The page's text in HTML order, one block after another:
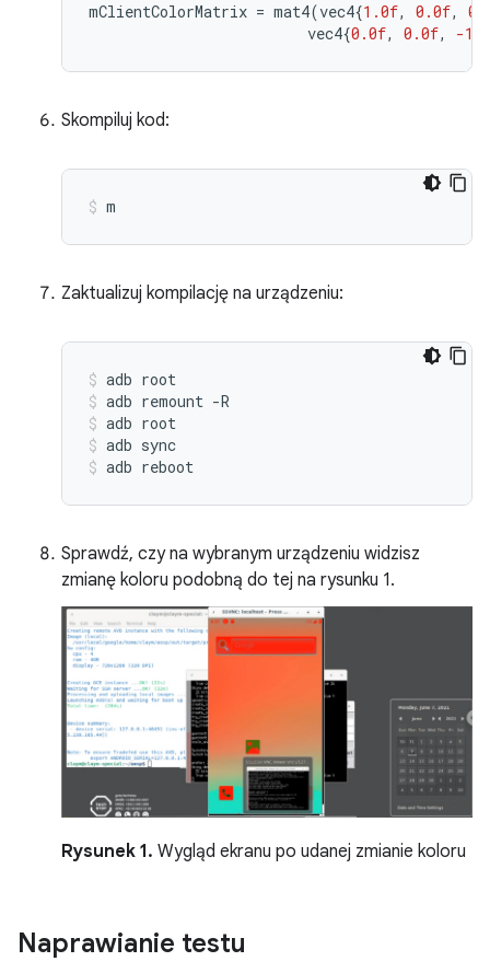
mClientColorMatrix = mat4(vec4{1.0f, 0.0f,
vec4{0.0f, 0.0f, -
Skompiluj kod:
m
Zaktualizuj kompilację na urządzeniu:
adb root
adb remount -R
adb root
adb sync
adb reboot
Sprawdź, czy na wybranym urządzeniu widzisz
zmianę koloru podobną do tej na rysunku 1.
Rysunek 1. Wygląd ekranu po udanej zmianie koloru
Naprawianie testu